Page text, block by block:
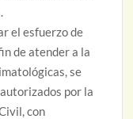
el esfuerzo de
de atender a la
se
por la
con